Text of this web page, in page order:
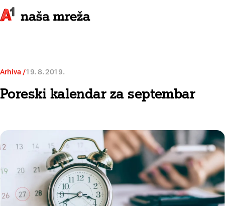
Arhiva 19. 8. 2019.
Poreski kalendar za septembar